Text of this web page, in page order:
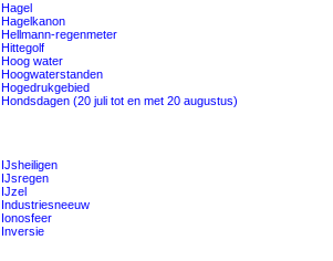
Hagel
Hagelkanon
Hellmann-regenmeter
Hittegolf
Hoog water
Hoogwaterstanden
Hogedrukgebied
Hondsdagen (20 juli tot en met 20 augustus)
IJsheiligen
IJsregen
IJzel
Industriesneeuw
Ionosfeer
Inversie